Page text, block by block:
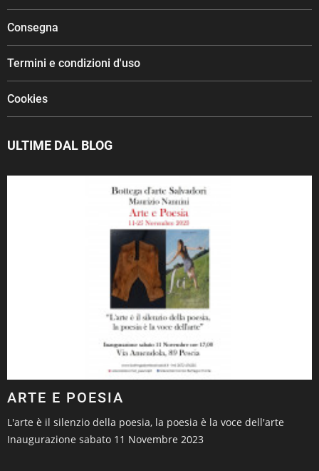
Consegna
Termini e condizioni d'uso
Cookies
ULTIME DAL BLOG
ARTE E POESIA
L'arte è il silenzio della poesia, la poesia è la voce dell'arte
Inaugurazione sabato 11 Novembre 2023